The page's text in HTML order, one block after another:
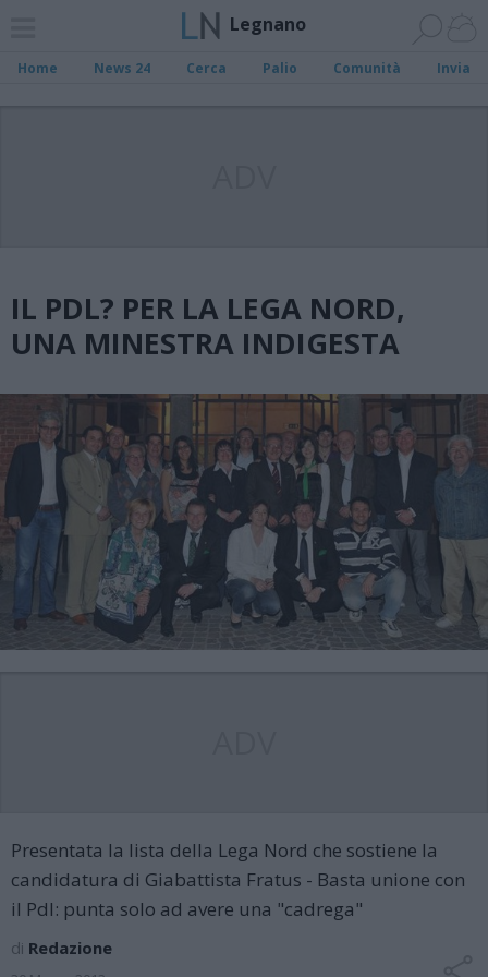
Legnano
Home News 24 Cerca Palio Comunità Invia
IL PDL? PER LA LEGA NORD,
UNA MINESTRA INDIGESTA
Presentata la lista della Lega Nord che sostiene la
candidatura di Giabattista Fratus - Basta unione con
il Pdl: punta solo ad avere una "cadrega"
di Redazione